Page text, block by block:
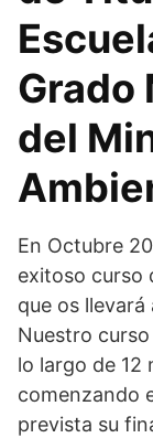
Grado
del
En Octubre
exitoso curso
que os
Nuestro
lo largo de 12
comenzando
prevista su